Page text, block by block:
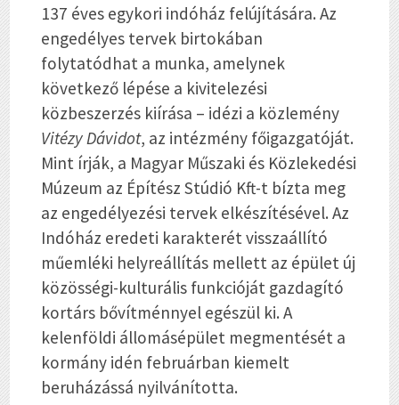
137 éves egykori indóház felújítására. Az
engedélyes tervek birtokában
folytatódhat a munka, amelynek
következő lépése a kivitelezési
közbeszerzés kiírása – idézi a közlemény
Vitézy Dávidot, az intézmény főigazgatóját.
Mint írják, a Magyar Műszaki és Közlekedési
Múzeum az Építész Stúdió Kft-t bízta meg
az engedélyezési tervek elkészítésével. Az
Indóház eredeti karakterét visszaállító
műemléki helyreállítás mellett az épület új
közösségi-kulturális funkcióját gazdagító
kortárs bővítménnyel egészül ki. A
kelenföldi állomásépület megmentését a
kormány idén februárban kiemelt
beruházássá nyilvánította.